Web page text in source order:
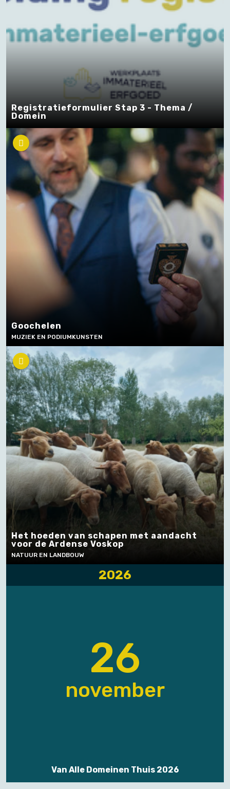
Registratieformulier Stap 3 - Thema /
Domein
Goochelen
MUZIEK EN PODIUMKUNSTEN
2026
26
november
Van Alle Domeinen Thuis 2026
Het hoeden van schapen met aandacht
voor de Ardense Voskop
NATUUR EN LANDBOUW